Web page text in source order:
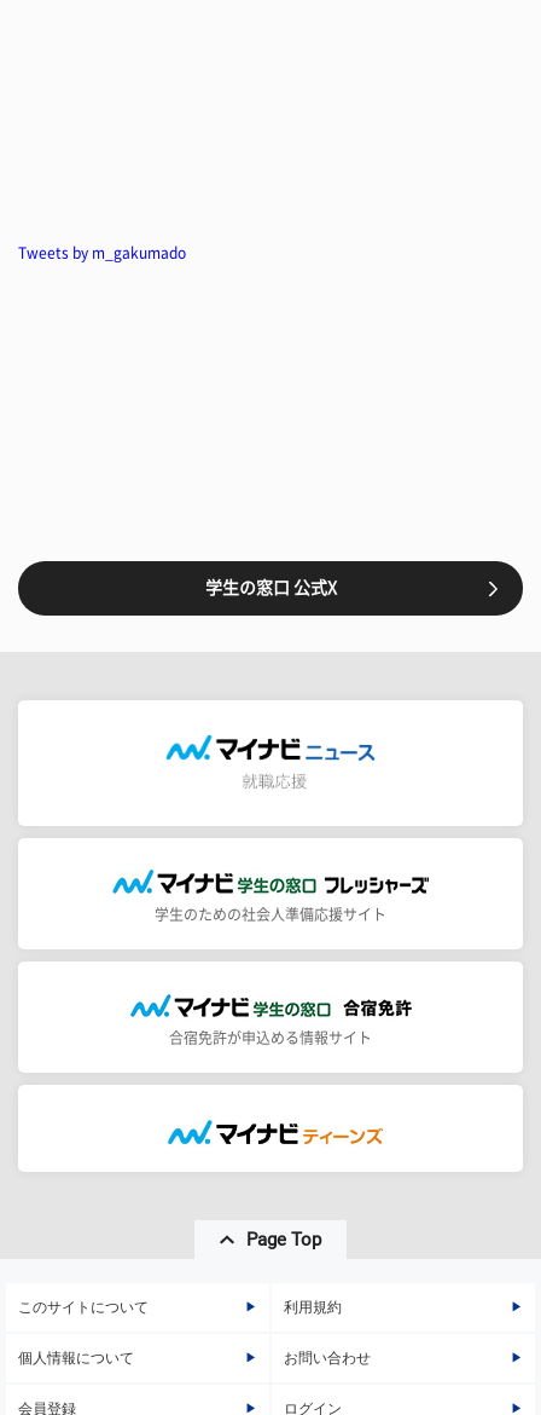
Tweets by m_gakumado
学生の窓口 公式X
学生のための社会人準備応援サイト
合宿免許が申込める情報サイト
Page Top
このサイトについて 利用規約
個人情報について お問い合わせ
会員登録 ログイン